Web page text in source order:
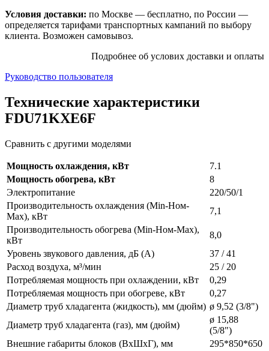
Условия доставки: по Москве — бесплатно, по России —
определяется тарифами транспортных кампаний по выбору
клиента. Возможен самовывоз.
Подробнее об услових доставки и оплаты
Руководство пользователя
Технические характеристики
FDU71KXE6F
Сравнить с другими моделями
Мощность охлаждения, кВт
7.1
Мощность обогрева, кВт
8
Электропитание
220/50/1
Производительность охлаждения (Min-Ном-
Max), кВт
7,1
Производительность обогрева (Min-Ном-Max),
кВт
8,0
Уровень звукового давления, дБ (А)
37 / 41
Расход воздуха, м³/мин
25 / 20
Потребляемая мощность при охлаждении, кВт
0,29
Потребляемая мощность при обогреве, кВт
0,27
Диаметр труб хладагента (жидкость), мм (дюйм) ø 9,52 (3/8")
Диаметр труб хладагента (газ), мм (дюйм)
ø 15,88
(5/8")
Внешние габариты блоков (ВхШхГ), мм
295*850*650